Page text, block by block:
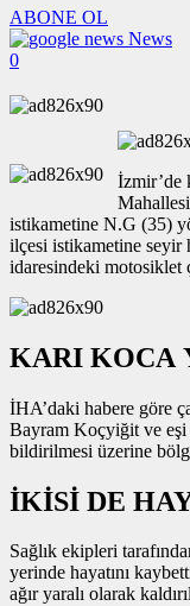
ABONE OL
News
0
İzmir’de
istikametine N.G (35)
ilçesi istikametine
idaresindeki motosiklet
KARI KOCA
İHA’daki habere göre
Bayram Koçyiğit ve
bildirilmesi üzerine
İKİSİ DE
Sağlık ekipleri
yerinde hayatını
ağır yaralı olarak